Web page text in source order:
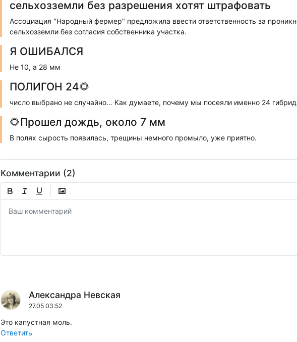
сельхозземли без разрешения хотят штрафовать
Ассоциация "Народный фермер" предложила ввести ответственность за
сельхозземли без согласия собственника участка.
Я ОШИБАЛСЯ
Не 10, а 28 мм
ПОЛИГОН 24🌻
число выбрано не случайно… Как думаете, почему мы посеяли именно 24
🌻Прошел дождь, около 7 мм
В полях сырость появилась, трещины немного промыло, уже приятно.
Комментарии (2)
Александра Невская
27.05 03:52
Это капустная моль.
Ответить